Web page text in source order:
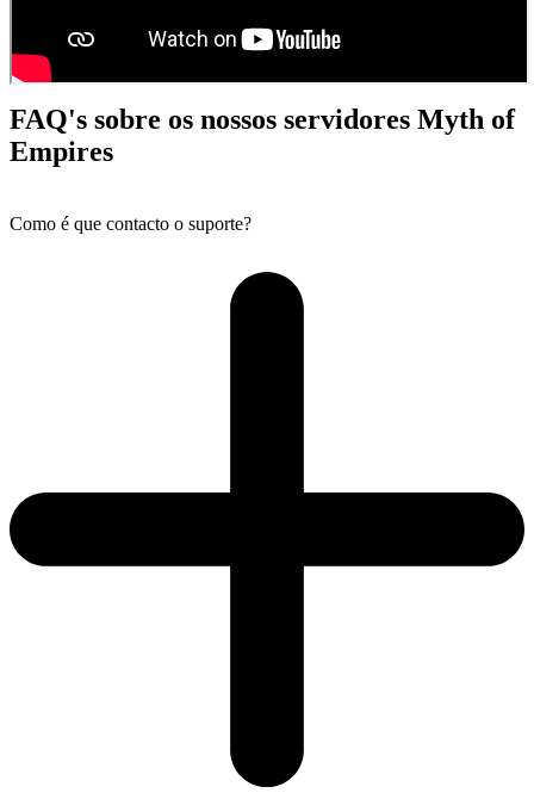
FAQ's sobre os nossos servidores Myth of
Empires
Como é que contacto o suporte?